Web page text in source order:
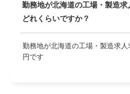
勤務地が北海道の工場・製造
どれくらいですか？
勤務地が北海道の工場・製造求
円です